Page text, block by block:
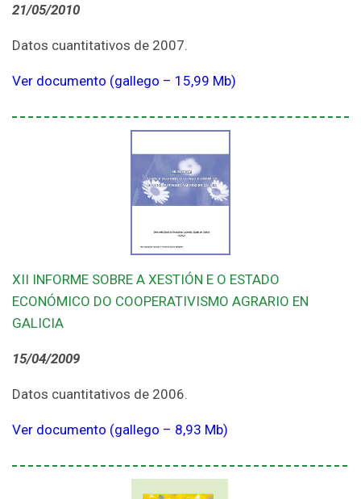
21/05/2010
Datos cuantitativos de 2007.
Ver documento (gallego – 15,99 Mb)
XII INFORME SOBRE A XESTIÓN E O ESTADO
ECONÓMICO DO COOPERATIVISMO AGRARIO EN
GALICIA
15/04/2009
Datos cuantitativos de 2006.
Ver documento (gallego – 8,93 Mb)